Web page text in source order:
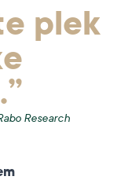
plek
Research